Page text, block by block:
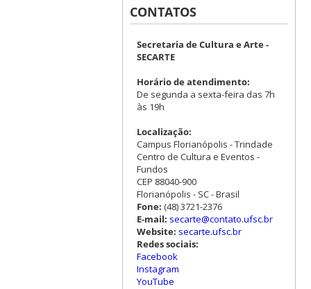
CONTATOS
Secretaria de Cultura e Arte -
SECARTE
Horário de atendimento:
De segunda a sexta-feira das 7h
às 19h
Localização:
Campus Florianópolis - Trindade
Centro de Cultura e Eventos -
Fundos
CEP 88040-900
Florianópolis - SC - Brasil
Fone: (48) 3721-2376
E-mail: secarte@contato.ufsc.br
Website: secarte.ufsc.br
Redes sociais:
Facebook
Instagram
YouTube